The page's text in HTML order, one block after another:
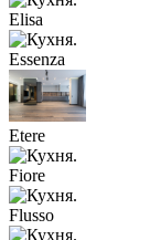
Elisa
Essenza
Etere
Fiore
Flusso